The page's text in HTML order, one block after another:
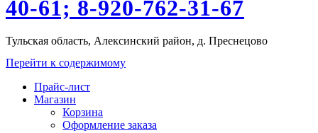
40-61; 8-920-762-31-67
Тульская область, Алексинский район, д. Преснецово
Перейти к содержимому
Прайс-лист
Магазин
Корзина
Оформление заказа